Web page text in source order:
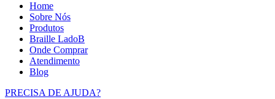
Home
Sobre Nós
Produtos
Braille LadoB
Onde Comprar
Atendimento
Blog
PRECISA DE AJUDA?